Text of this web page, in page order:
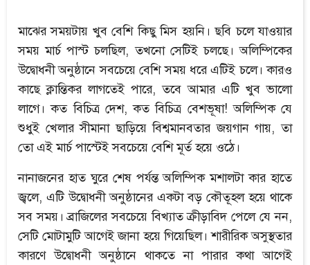
মাঝের সময়টায় খুব বেশি কিছু মিস হয়নি। ছবি চলে যাওয়ার
সময় মার্চ পাস্ট চলছিল, তখনো সেটিই চলছে। অলিম্পিকের
উদ্বোধনী অনুষ্ঠানে সবচেয়ে বেশি সময় ধরে এটিই চলে। কারও
কাছে ক্লান্তিকর লাগতেই পারে, তবে আমার এটি খুব ভালো
লাগে। কত বিচিত্র দেশ, কত বিচিত্র বেশভূষা! অলিম্পিক যে
শুধুই খেলার সীমানা ছাড়িয়ে বিশ্বমানবতার জয়গান গায়, তা
তো এই মার্চ পাস্টেই সবচেয়ে বেশি মূর্ত হয়ে ওঠে।
নানাজনের হাত ঘুরে শেষ পর্যন্ত অলিম্পিক মশালটা কার হাতে
জ্বলে, এটি উদ্বোধনী অনুষ্ঠানের একটা বড় কৌতূহল হয়ে থাকে
সব সময়। ব্রাজিলের সবচেয়ে বিখ্যাত ক্রীড়াবিদ পেলে যে নন,
সেটি মোটামুটি আগেই জানা হয়ে গিয়েছিল। শারীরিক অসুস্থতার
কারণে উদ্বোধনী অনুষ্ঠানে থাকতে না পারার কথা আগেই